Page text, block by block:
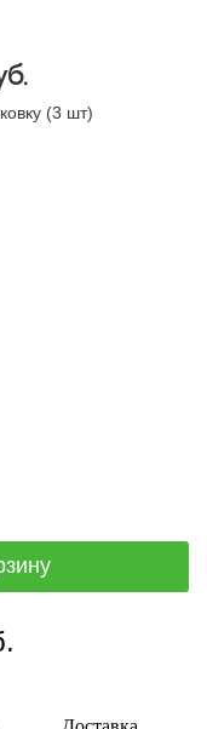
(3 шт)